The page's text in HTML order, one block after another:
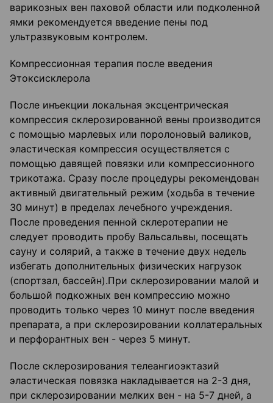
варикозных вен паховой области или подколенной
ямки рекомендуется введение пены под
ультразвуковым контролем.
Компрессионная терапия после введения
Этоксисклерола
После инъекции локальная эксцентрическая
компрессия склерозированной вены производится
с помощью марлевых или поролоновый валиков,
эластическая компрессия осуществляется с
помощью давящей повязки или компрессионного
трикотажа. Сразу после процедуры рекомендован
активный двигательный режим (ходьба в течение
30 минут) в пределах лечебного учреждения.
После проведения пенной склеротерапии не
следует проводить пробу Вальсальвы, посещать
сауну и солярий, а также в течение двух недель
избегать дополнительных физических нагрузок
(спортзал, бассейн).При склерозировании малой и
большой подкожных вен компрессию можно
проводить только через 10 минут после введения
препарата, а при склерозировании коллатеральных
и перфорантных вен - через 5 минут.
После склерозирования телеангиоэктазий
эластическая повязка накладывается на 2-3 дня,
при склерозировании мелких вен - на 5-7 дней, а